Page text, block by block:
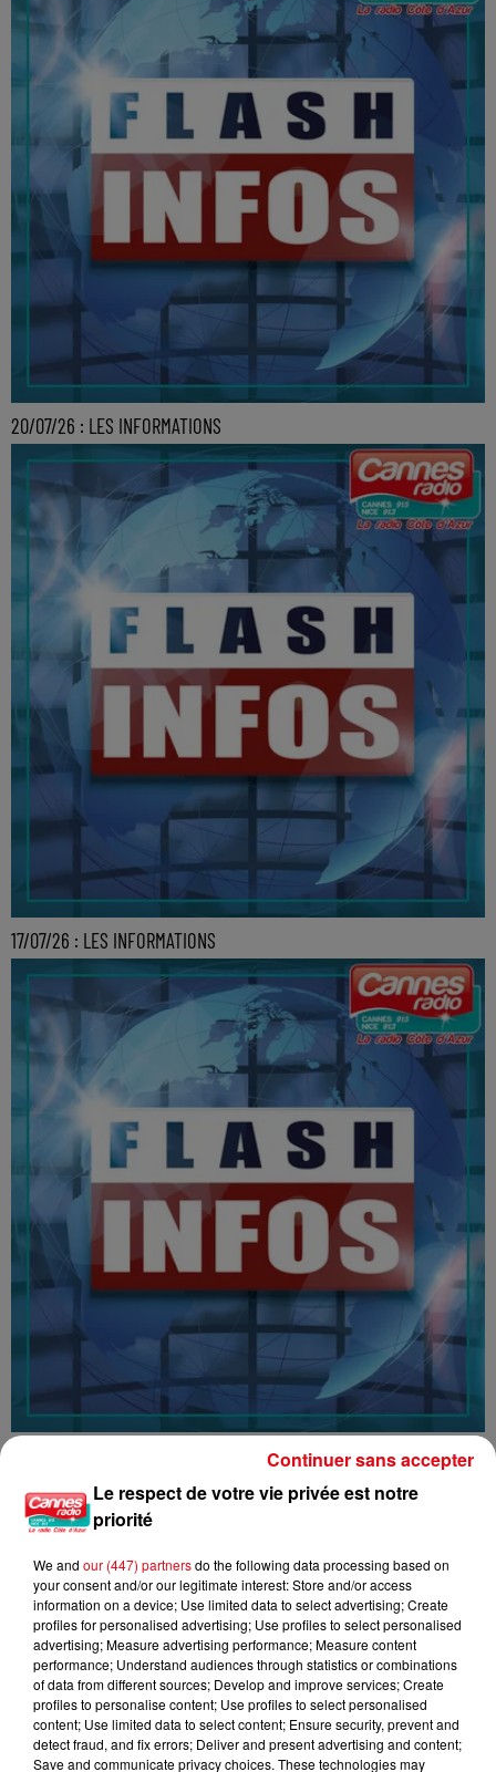
20/07/26 : LES INFORMATIONS
17/07/26 : LES INFORMATIONS
Le respect de votre vie privée est notre
priorité
We and our (447) partnersdo the following data processing based on
your consent and/or our legitimate interest: Store and/or access
information on a device; Use limited data to select advertising; Create
profiles for personalised advertising; Use profiles to select personalised
advertising; Measure advertising performance; Measure content
performance; Understand audiences through statistics or combinations
of data from different sources; Develop and improve services; Create
profiles to personalise content; Use profiles to select personalised
content; Use limited data to select content; Ensure security, prevent and
detect fraud, and fix errors; Deliver and present advertising and content;
Save and communicate privacy choices. These technologies may
Continuer sans accepter